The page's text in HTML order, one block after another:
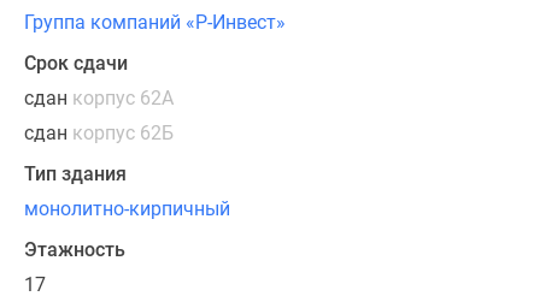
увеличенной
площади.
Площадь
в
новостройке
варьируется
21.9
до
Группа компаний «Р-Инвест»
Срок сдачи
сдан корпус 62А
сдан корпус 62Б
Тип здания
монолитно-кирпичный
Этажность
17